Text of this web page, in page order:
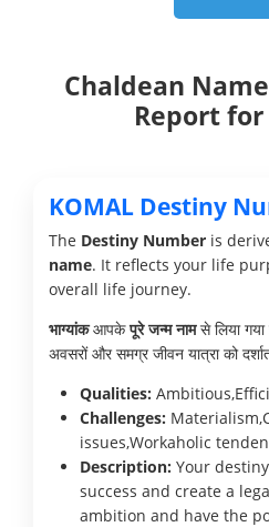
Chaldean
Report for
KOMAL Destiny
The Destiny Number is
name. It reflects your life
overall life journey.
भाग्यांकआपकेपूरे जन्म नामसे लिया
अवसरों और समग्र जीवन यात्रा को
Qualities:
Challenges:
issues,Workaholic
Description: Your
success and create a
ambition and have the